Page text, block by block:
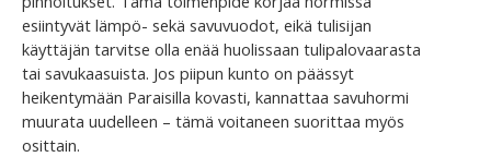
esiintyvät lämpö- sekä savuvuodot, eikä tulisijan
käyttäjän tarvitse olla enää huolissaan tulipalovaarasta
tai savukaasuista. Jos piipun kunto on päässyt
heikentymään Paraisilla kovasti, kannattaa savuhormi
muurata uudelleen – tämä voitaneen suorittaa myös
osittain.